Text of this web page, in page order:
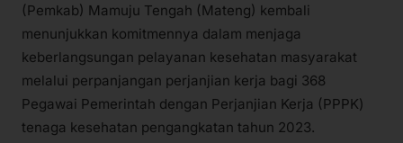
(Pemkab) Mamuju Tengah (Mateng) kembali
menunjukkan komitmennya dalam menjaga
keberlangsungan pelayanan kesehatan masyarakat
melalui perpanjangan perjanjian kerja bagi 368
Pegawai Pemerintah dengan Perjanjian Kerja (PPPK)
tenaga kesehatan pengangkatan tahun 2023.